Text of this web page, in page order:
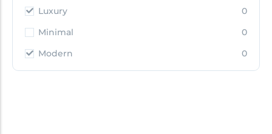
Luxury
0
Minimal
0
Modern
0